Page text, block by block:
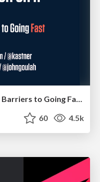
Put a Button on it: Removing Barriers to Going Fast.
60 4.5k